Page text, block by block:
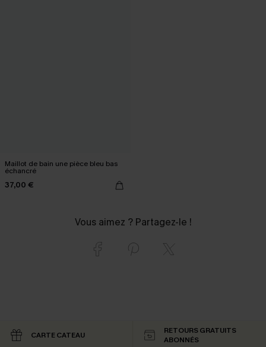
Maillot de bain une pièce bleu bas
échancré
37,00 €
Vous aimez ? Partagez-le !
CARTE CATEAU
RETOURS GRATUITS
ABONNÉS